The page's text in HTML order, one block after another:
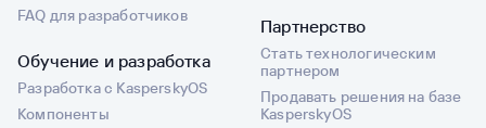
FAQ для разработчиков
Обучение и разработка
Разработка с KasperskyOS
Компоненты
Партнерство
Стать технологическим
партнером
Продавать решения на базе
KasperskyOS